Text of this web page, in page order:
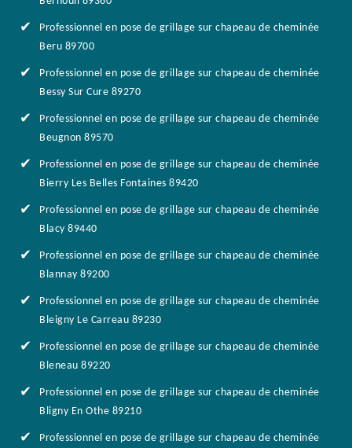
Professionnel en pose de grillage sur chapeau de cheminée
Beru 89700
Professionnel en pose de grillage sur chapeau de cheminée
Bessy Sur Cure 89270
Professionnel en pose de grillage sur chapeau de cheminée
Beugnon 89570
Professionnel en pose de grillage sur chapeau de cheminée
Bierry Les Belles Fontaines 89420
Professionnel en pose de grillage sur chapeau de cheminée
Blacy 89440
Professionnel en pose de grillage sur chapeau de cheminée
Blannay 89200
Professionnel en pose de grillage sur chapeau de cheminée
Bleigny Le Carreau 89230
Professionnel en pose de grillage sur chapeau de cheminée
Bleneau 89220
Professionnel en pose de grillage sur chapeau de cheminée
Bligny En Othe 89210
Professionnel en pose de grillage sur chapeau de cheminée